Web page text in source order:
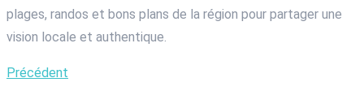
plages, randos et bons plans de la région pour partager une
vision locale et authentique.
Précédent